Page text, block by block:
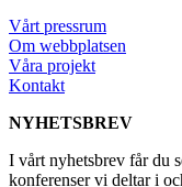
Vårt pressrum
Om webbplatsen
Våra projekt
Kontakt
NYHETSBREV
I vårt nyhetsbrev får du
konferenser vi deltar i